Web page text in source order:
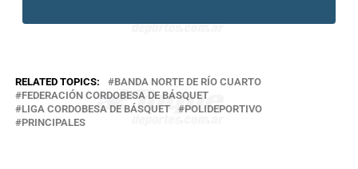
RELATED TOPICS:
BANDA NORTE DE RÍO CUARTO
FEDERACIÓN CORDOBESA DE BÁSQUET
LIGA CORDOBESA DE BÁSQUET
POLIDEPORTIVO
PRINCIPALES